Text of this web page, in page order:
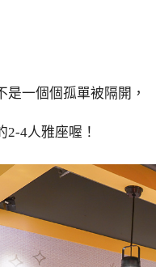
是一個個孤單被隔開，
2-4人雅座喔！